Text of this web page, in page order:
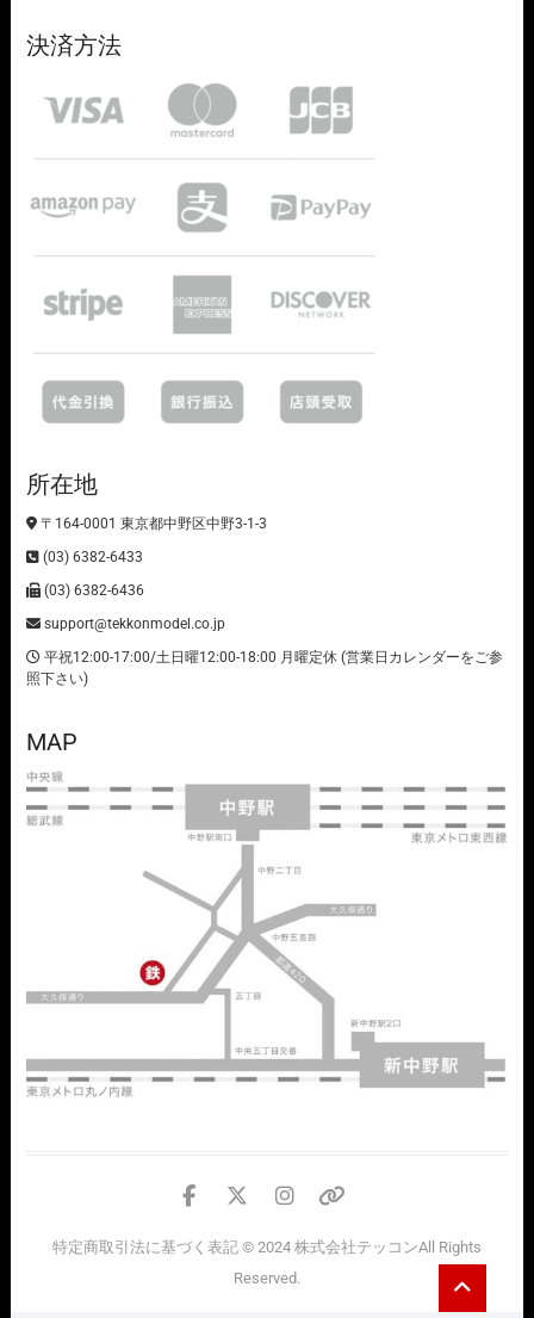
決済方法
所在地
〒164-0001 東京都中野区中野3-1-3
(03) 6382-6433
(03) 6382-6436
support@tekkonmodel.co.jp
平祝12:00-17:00/土日曜12:00-18:00 月曜定休 (営業日カレンダーをご参
照下さい)
MAP
facebook
twitter
instagram
情
特定商取引法に基づく表記© 2024 株式会社テッコンAll Rights
Reserved.
to